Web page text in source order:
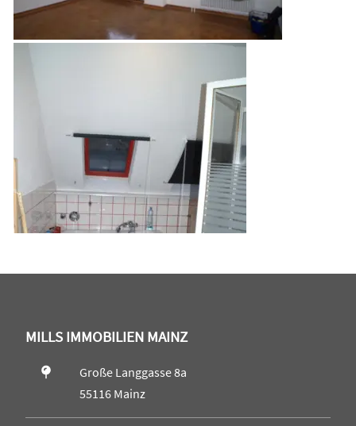
MILLS IMMOBILIEN MAINZ
Große Langgasse 8a
55116 Mainz